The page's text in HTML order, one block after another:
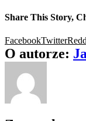
Share This Story,
FacebookTwitter
O autorze: